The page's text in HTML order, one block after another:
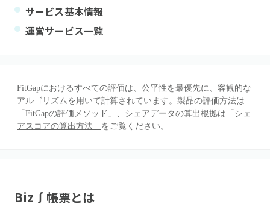
サービス基本情報
運営サービス一覧
FitGapにおけるすべての評価は、公平性を最優先に、客観的な
アルゴリズムを用いて計算されています。製品の評価方法は
「FitGapの評価メソッド」 、シェアデータの算出根拠は 「シェ
アスコアの算出方法」 をご覧ください。
Biz∫帳票とは